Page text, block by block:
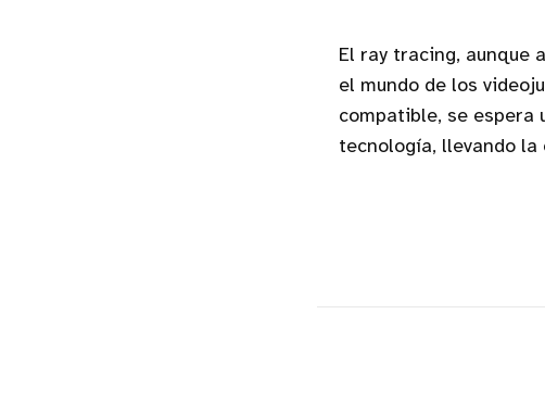
El ray tracing, aunque
el mundo de los
compatible, se espera
tecnología, llevando la